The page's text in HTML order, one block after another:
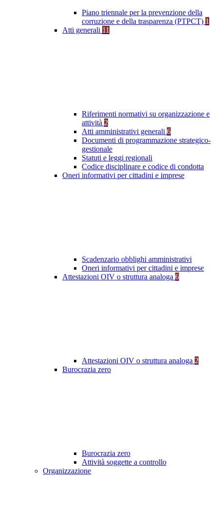
Piano triennale per la prevenzione della
corruzione e della trasparenza (PTPCT) 1
Atti generali 11
Riferimenti normativi su organizzazione e
attività 2
Atti amministrativi generali 6
Documenti di programmazione strategico-
gestionale
Statuti e leggi regionali
Codice disciplinare e codice di condotta
Oneri informativi per cittadini e imprese
Scadenzario obblighi amministrativi
Oneri informativi per cittadini e imprese
Attestazioni OIV o struttura analoga 6
Attestazioni OIV o struttura analoga 2
Burocrazia zero
Burocrazia zero
Attività soggette a controllo
Organizzazione